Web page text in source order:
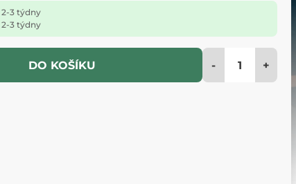
2-3 týdny
2-3 týdny
DO KOŠÍKU - +